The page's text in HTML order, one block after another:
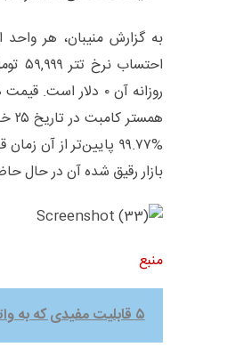
بازار رقیق شده آن در حال حاضر ۰ دلار
منبع
۵ قابلیت مفیدی که به واتساپ آمد